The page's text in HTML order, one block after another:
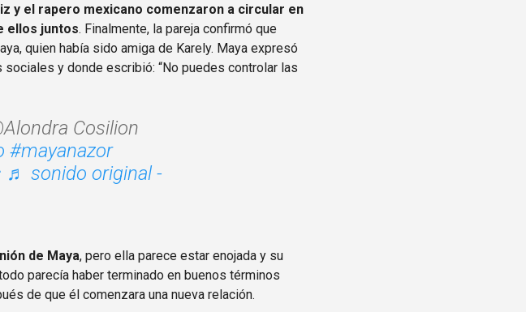
y el rapero mexicano comenzaron a circular en
ellos juntos. Finalmente, la pareja confirmó que
quien había sido amiga de Karely. Maya expresó
y donde escribió: “No puedes controlar las
Cosilion
#mayanazor
♬ sonido original -
de Maya, pero ella parece estar enojada y su
parecía haber terminado en buenos términos
de que él comenzara una nueva relación.